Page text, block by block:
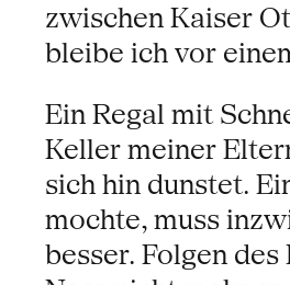
zwischen Kaiser
bleibe ich vor
Ein Regal mit
Keller meiner
sich hin dunstet.
mochte, muss
besser. Folgen